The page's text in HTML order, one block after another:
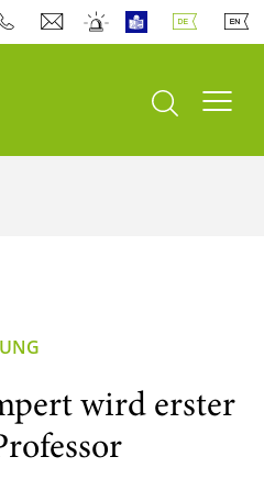
Suche öffnen
wird erster